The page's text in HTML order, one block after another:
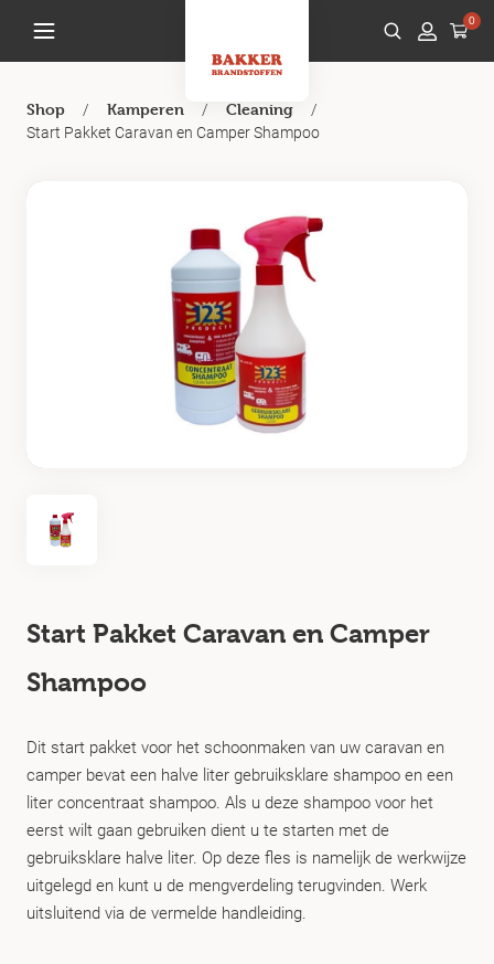
0
Shop / Kamperen / Cleaning
/
Start Pakket Caravan en Camper Shampoo
Start Pakket Caravan en Camper
Shampoo
Dit start pakket voor het schoonmaken van uw caravan en
camper bevat een halve liter gebruiksklare shampoo en een
liter concentraat shampoo. Als u deze shampoo voor het
eerst wilt gaan gebruiken dient u te starten met de
gebruiksklare halve liter. Op deze fles is namelijk de werkwijze
uitgelegd en kunt u de mengverdeling terugvinden. Werk
uitsluitend via de vermelde handleiding.